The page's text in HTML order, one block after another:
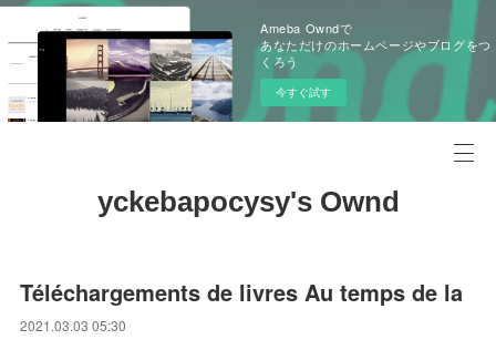
Ameba Owndで
あなただけのホームページやブログをつ
くろう
今すぐ試す
yckebapocysy's Ownd
Téléchargements de livres Au temps de la
2021.03.03 05:30